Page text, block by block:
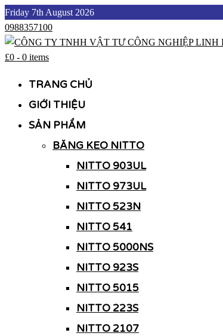
Skip
to
content
Friday 7th August 2026
0988357100
£0 - 0 items
TRANG CHỦ
GIỚI THIỆU
SẢN PHẨM
BĂNG KEO NITTO
NITTO 903UL
NITTO 973UL
NITTO 523N
NITTO 541
NITTO 5000NS
NITTO 923S
NITTO 5015
NITTO 223S
NITTO 2107